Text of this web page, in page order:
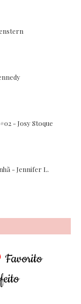
- Josy Stoque
- Jennifer L.